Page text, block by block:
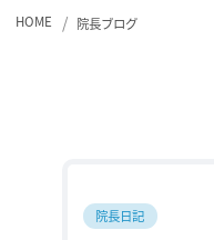
HOME 院長ブログ
院長日記